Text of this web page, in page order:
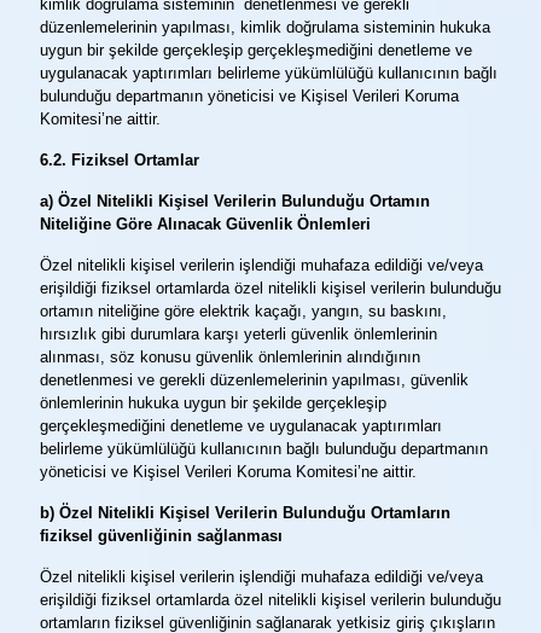
kimlik doğrulama sisteminin denetlenmesi ve gerekli
düzenlemelerinin yapılması, kimlik doğrulama sisteminin hukuka
uygun bir şekilde gerçekleşip gerçekleşmediğini denetleme ve
uygulanacak yaptırımları belirleme yükümlülüğü kullanıcının bağlı
bulunduğu departmanın yöneticisi ve Kişisel Verileri Koruma
Komitesi’ne aittir.
6.2. Fiziksel Ortamlar
a) Özel Nitelikli Kişisel Verilerin Bulunduğu Ortamın
Niteliğine Göre Alınacak Güvenlik Önlemleri
Özel nitelikli kişisel verilerin işlendiği muhafaza edildiği ve/veya
erişildiği fiziksel ortamlarda özel nitelikli kişisel verilerin bulunduğu
ortamın niteliğine göre elektrik kaçağı, yangın, su baskını,
hırsızlık gibi durumlara karşı yeterli güvenlik önlemlerinin
alınması, söz konusu güvenlik önlemlerinin alındığının
denetlenmesi ve gerekli düzenlemelerinin yapılması, güvenlik
önlemlerinin hukuka uygun bir şekilde gerçekleşip
gerçekleşmediğini denetleme ve uygulanacak yaptırımları
belirleme yükümlülüğü kullanıcının bağlı bulunduğu departmanın
yöneticisi ve Kişisel Verileri Koruma Komitesi’ne aittir.
b) Özel Nitelikli Kişisel Verilerin Bulunduğu Ortamların
fiziksel güvenliğinin sağlanması
Özel nitelikli kişisel verilerin işlendiği muhafaza edildiği ve/veya
erişildiği fiziksel ortamlarda özel nitelikli kişisel verilerin bulunduğu
ortamların fiziksel güvenliğinin sağlanarak yetkisiz giriş çıkışların